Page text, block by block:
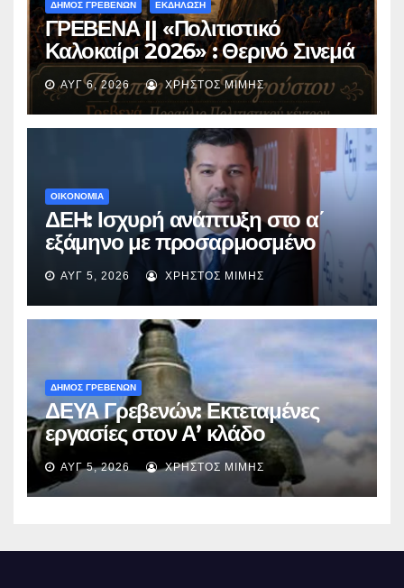
ΔΗΜΟΣ ΓΡΕΒΕΝΩΝ ΕΚΔΗΛΩΣΗ
ΓΡΕΒΕΝΑ || «Πολιτιστικό
Καλοκαίρι 2026» : Θερινό Σινεμά
με την βραβευμένη ταινία
«Μικρές Ανάσες».
ΑΥΓ 6, 2026 ΧΡΉΣΤΟΣ ΜΊΜΗΣ
ΟΙΚΟΝΟΜΙΑ
ΔΕΗ: Ισχυρή ανάπτυξη στο α΄
εξάμηνο με προσαρμοσμένο
EBITDA στα €1,2 δισ.
ΑΥΓ 5, 2026 ΧΡΉΣΤΟΣ ΜΊΜΗΣ
ΔΗΜΟΣ ΓΡΕΒΕΝΩΝ
ΔΕΥΑ Γρεβενών: Εκτεταμένες
εργασίες στον Α’ κλάδο
ύδρευσης – Ποιες περιοχές
επηρεάζονται την Πέμπτη
ΑΥΓ 5, 2026 ΧΡΉΣΤΟΣ ΜΊΜΗΣ